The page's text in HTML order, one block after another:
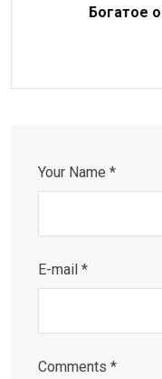
Богатое
Your Name *
E-mail *
Comments *